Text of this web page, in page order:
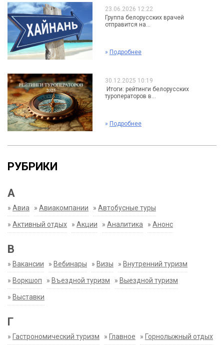
23.06.2026 12:22
Группа белорусских врачей
отправится на...
» Подробнее
30.12.2025 10:19
Итоги: рейтинги белорусских
туроператоров в...
» Подробнее
РУБРИКИ
А
» Авиа » Авиакомпании » Автобусные туры
» Активный отдых » Акции » Аналитика » Анонс
В
» Вакансии » Вебинары » Визы » Внутренний туризм
» Воркшоп » Въездной туризм » Выездной туризм
» Выставки
Г
» Гастрономический туризм » Главное » Горнолыжный отдых